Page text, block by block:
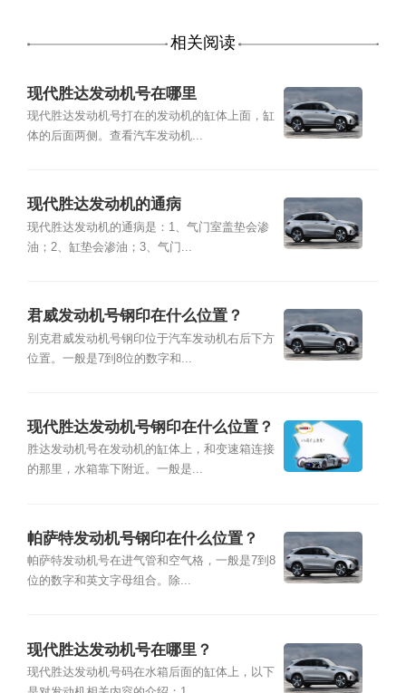
相关阅读
现代胜达发动机号在哪里
现代胜达发动机号打在的发动机的缸体上面，缸
体的后面两侧。查看汽车发动机...
现代胜达发动机的通病
现代胜达发动机的通病是：1、气门室盖垫会渗
油；2、缸垫会渗油；3、气门...
君威发动机号钢印在什么位置？
别克君威发动机号钢印位于汽车发动机右后下方
位置。一般是7到8位的数字和...
现代胜达发动机号钢印在什么位置？
胜达发动机号在发动机的缸体上，和变速箱连接
的那里，水箱靠下附近。一般是...
帕萨特发动机号钢印在什么位置？
帕萨特发动机号在进气管和空气格，一般是7到8
位的数字和英文字母组合。除...
现代胜达发动机号在哪里？
现代胜达发动机号码在水箱后面的缸体上，以下